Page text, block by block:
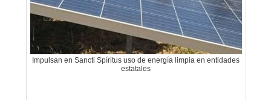
Impulsan en Sancti Spíritus uso de energía limpia en entidades
estatales